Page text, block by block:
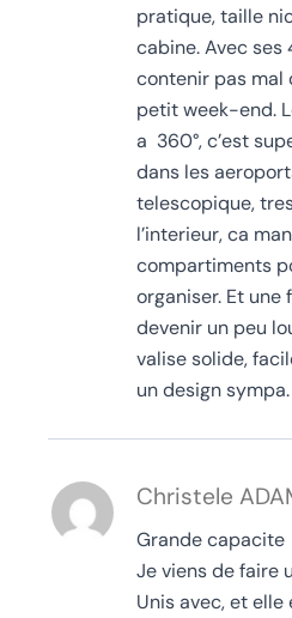
pratique, taille
cabine. Avec ses
contenir pas mal
petit week-end.
a 360°, c’est
dans les
telescopique,
l’interieur, ca
compartiments
organiser. Et une
devenir un peu
valise solide,
un design sympa.
Christele
Grande capacite
Je viens de faire
Unis avec, et